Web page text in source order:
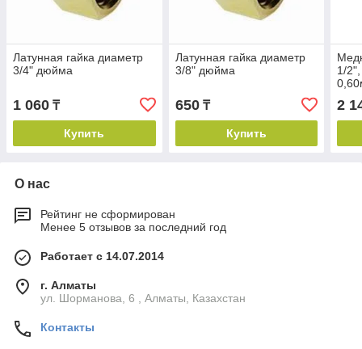
Латунная гайка диаметр
3/4" дюйма
1 060 ₸
Купить
Латунная гайка диаметр
3/8" дюйма
650₸
Купить
1/
2
О нас
Рейтинг не сформирован
Менее 5 отзывов за последний год
Работает с 14.07.2014
г. Алматы
ул. Шорманова, 6 , Алматы, Казахстан
Контакты